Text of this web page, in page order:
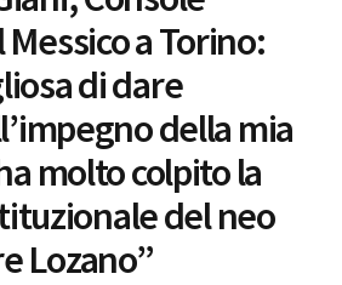
a Torino:
di dare
della mia
molto colpito la
del neo
Lozano”